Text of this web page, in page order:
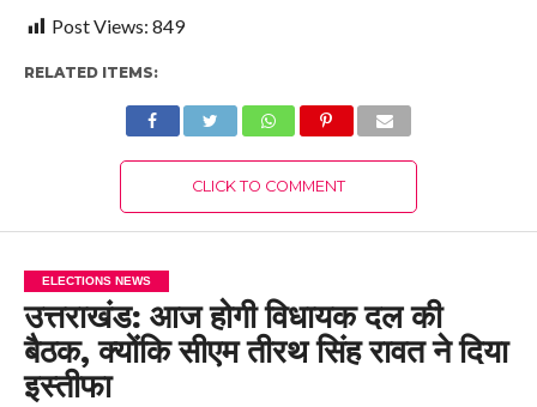
Post Views: 849
RELATED ITEMS:
CLICK TO COMMENT
ELECTIONS NEWS
उत्तराखंड: आज होगी विधायक दल की
बैठक, क्योंकि सीएम तीरथ सिंह रावत ने दिया
इस्तीफा